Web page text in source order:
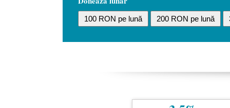
100 RON pe lună 200 RON pe lună